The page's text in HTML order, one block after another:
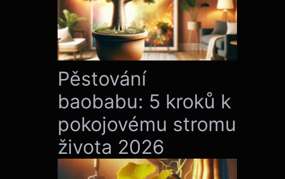
Pěstování
baobabu: 5 kroků k
pokojovému stromu
života 2026